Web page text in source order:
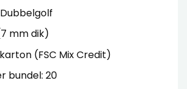
mm dik)
(FSC Mix Credit)
bundel: 20